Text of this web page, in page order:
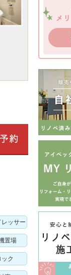
ッサー
置場
ク